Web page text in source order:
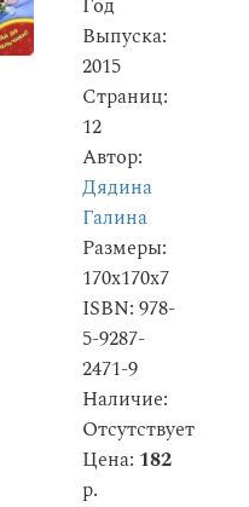
Год
Выпуска:
2015
Страниц:
12
Автор:
Дядина
Галина
Размеры:
170x170x7
ISBN: 978-
5-9287-
2471-9
Наличие:
Отсутствует
Цена: 182
р.